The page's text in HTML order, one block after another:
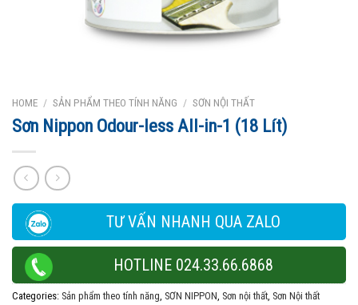
HOME / SẢN PHẨM THEO TÍNH NĂNG / SƠN NỘI THẤT
Sơn Nippon Odour-less All-in-1 (18 Lít)
TƯ VẤN NHANH QUA ZALO
HOTLINE 024.33.66.6868
Categories: Sản phẩm theo tính năng, SƠN NIPPON, Sơn nội thất, Sơn Nội thất